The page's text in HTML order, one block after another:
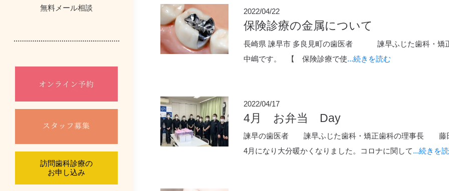
歯科保険医療機関の院内掲示
医療DX推進体制整備について
歯茎の再生
入れ歯・義歯
根管治療
摂食嚥下リハビリ
無料メール相談
訪問歯科診療の
お申し込み
2022/04/22
保険診療の金属について
長崎県 諫早市 多良見町の歯医者 諫早ふじた歯科・矯
中嶋です。 【 保険診療で使...続きを読む
2022/04/17
4月 お弁当 Day
諫早の歯医者 諫早ふじた歯科・矯正歯科の理事長 藤
4月になり大分暖かくなりました。コロナに関して...続きを